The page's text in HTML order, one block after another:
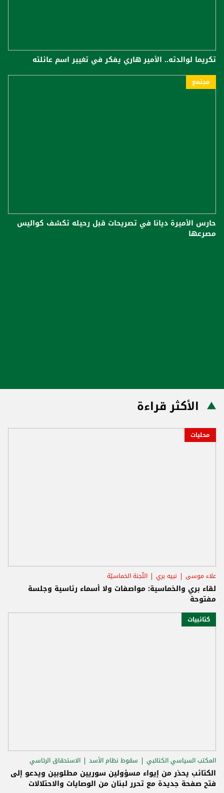
تكريما لوالدته.. الأمير هاري يفكر في تغيير اسم عائلته
مجتمع
حارس الأميرة ديانا في تصريحات قبل رحيله تكشف كواليس
مصرعها
الأكثر قراءة
محليات
علاء موسى نبيه بري اللّجنة الخماسيّة
لقاء بري والخماسية: مواصفات ولا أسماء رئاسية وجلسة
مفتوحة
كتائبيات
المكتب السياسي الكتائبي سقوط نظام الأسد الاستحقاق الرئاسي
الكتائب يحذر من إيواء مسؤولين سوريين مطلوبين ويدعو إلى
فتح صفحة جديدة مع تحرر لبنان من الوصايات والاحتلالات